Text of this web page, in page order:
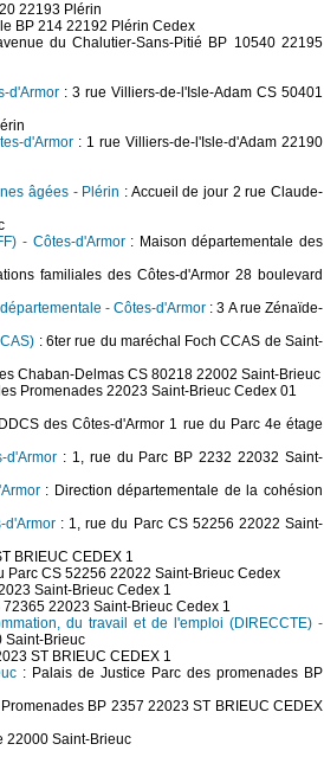
22193 Plérin
BP 214 22192 Plérin Cedex
du Chalutier-Sans-Pitié BP 10540 22195
d'Armor: 3 rue Villiers-de-l'Isle-Adam CS 50401
d'Armor : 1 rue Villiers-de-l'Isle-d'Adam 22190
âgées - Plérin : Accueil de jour 2 rue Claude-
- Côtes-d'Armor: Maison départementale des
familiales des Côtes-d'Armor 28 boulevard
- Côtes-d'Armor : 3 A rue Zénaïde-
: 6ter rue du maréchal Foch CCAS de Saint-
Chaban-Delmas CS 80218 22002 Saint-Brieuc
Promenades 22023 Saint-Brieuc Cedex 01
des Côtes-d'Armor 1 rue du Parc 4e étage
d'Armor : 1, rue du Parc BP 2232 22032 Saint-
: Direction départementale de la cohésion
d'Armor : 1, rue du Parc CS 52256 22022 Saint-
BRIEUC CEDEX 1
Parc CS 52256 22022 Saint-Brieuc Cedex
Saint-Brieuc Cedex 1
22023 Saint-Brieuc Cedex 1
du travail et de l'emploi (DIRECCTE) -
Saint-Brieuc
ST BRIEUC CEDEX 1
: Palais de Justice Parc des promenades BP
BP 2357 22023 ST BRIEUC CEDEX
22000 Saint-Brieuc